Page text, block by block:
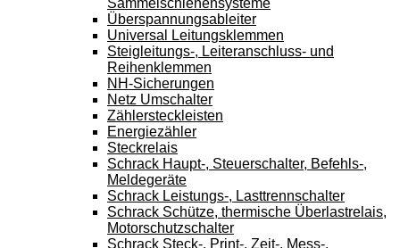
Überspannungsableiter
Universal Leitungsklemmen
Steigleitungs-, Leiteranschluss- und
Reihenklemmen
NH-Sicherungen
Netz Umschalter
Zählersteckleisten
Energiezähler
Steckrelais
Schrack Haupt-, Steuerschalter, Befehls-,
Meldegeräte
Schrack Leistungs-, Lasttrennschalter
Schrack Schütze, thermische Überlastrelais,
Motorschutzschalter
Schrack Steck-, Print-, Zeit-, Mess-,